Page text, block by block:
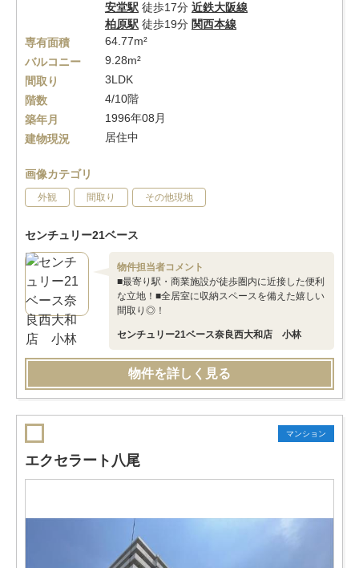
安堂駅 徒歩17分 近鉄大阪線
柏原駅 徒歩19分 関西本線
専有面積
64.77m²
バルコニー
9.28m²
間取り
3LDK
階数
4/10階
築年月
1996年08月
建物現況
居住中
画像カテゴリ
外観 間取り その他現地
センチュリー21ベース
物件担当者コメント
■最寄り駅・商業施設が徒歩圏内に近接した便利
な立地！■全居室に収納スペースを備えた嬉しい
間取り◎！
センチュリー21ベース奈良西大和店 小林
物件を詳しく見る
マンション
エクセラート八尾